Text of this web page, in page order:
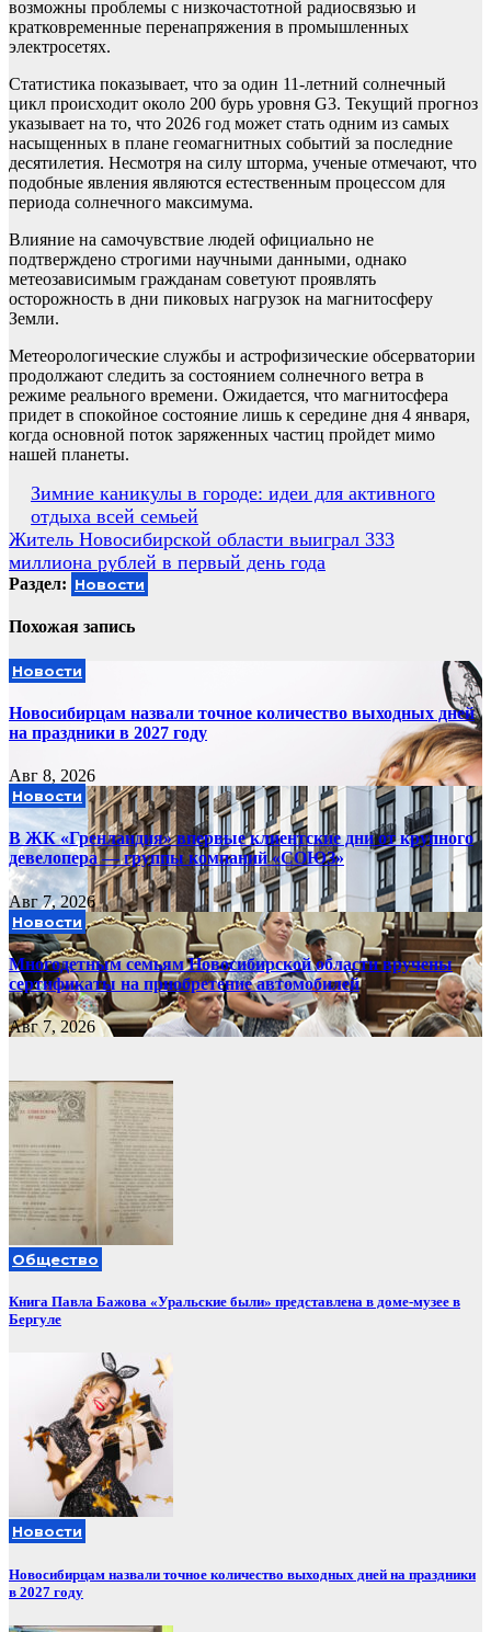
возможны проблемы с низкочастотной радиосвязью и
кратковременные перенапряжения в промышленных
электросетях.
Статистика показывает, что за один 11-летний солнечный
цикл происходит около 200 бурь уровня G3. Текущий прогноз
указывает на то, что 2026 год может стать одним из самых
насыщенных в плане геомагнитных событий за последние
десятилетия. Несмотря на силу шторма, ученые отмечают, что
подобные явления являются естественным процессом для
периода солнечного максимума.
Влияние на самочувствие людей официально не
подтверждено строгими научными данными, однако
метеозависимым гражданам советуют проявлять
осторожность в дни пиковых нагрузок на магнитосферу
Земли.
Метеорологические службы и астрофизические обсерватории
продолжают следить за состоянием солнечного ветра в
режиме реального времени. Ожидается, что магнитосфера
придет в спокойное состояние лишь к середине дня 4 января,
когда основной поток заряженных частиц пройдет мимо
нашей планеты.
Навигация
по
записям
Зимние каникулы в городе: идеи для активного
отдыха всей семьей
Житель Новосибирской области выиграл 333
миллиона рублей в первый день года
Раздел: Новости
Похожая запись
Новости
Новосибирцам назвали точное количество выходных дней
на праздники в 2027 году
Авг 8, 2026
Новости
В ЖК «Гренландия» впервые клиентские дни от крупного
девелопера — группы компаний «СОЮЗ»
Авг 7, 2026
Новости
Многодетным семьям Новосибирской области вручены
сертификаты на приобретение автомобилей
Авг 7, 2026
Общество
Книга Павла Бажова «Уральские были» представлена в доме-музее в
Бергуле
Новости
Новосибирцам назвали точное количество выходных дней на праздники
в 2027 году